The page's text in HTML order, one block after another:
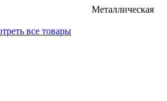
Металлическая
все товары